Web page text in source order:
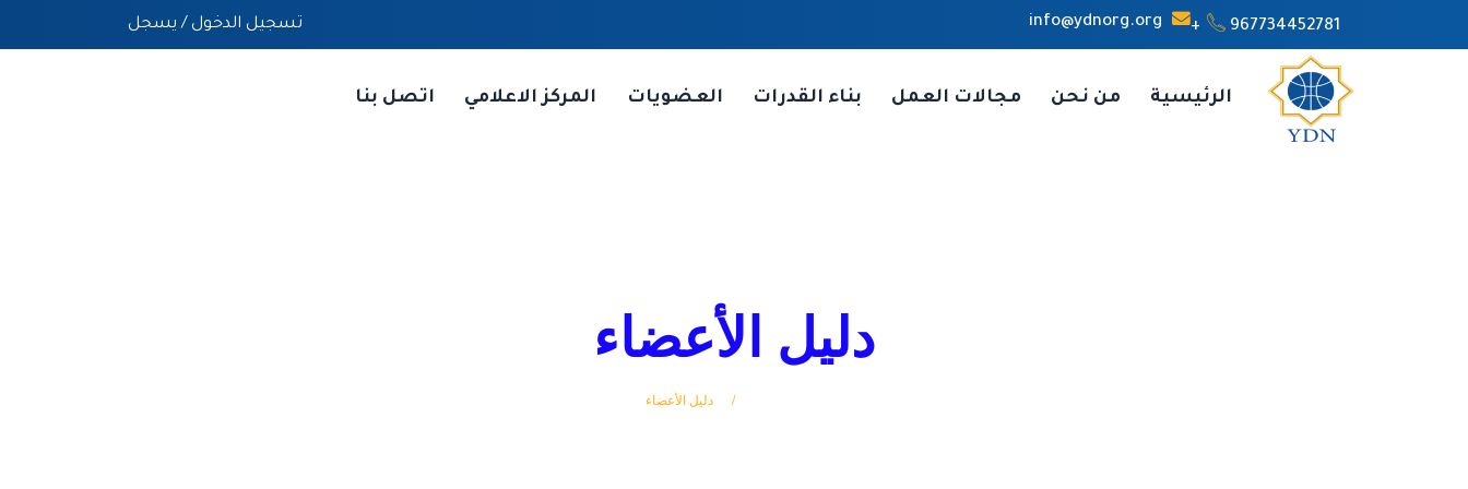
967734452781+
info@ydnorg.org تسجيل الدخول / يسجل
الرئيسية من نحن مجالات العمل بناء القدرات العضويات المركز الاعلامي اتصل بنا
دليل الأعضاء
دليل الأعضاء